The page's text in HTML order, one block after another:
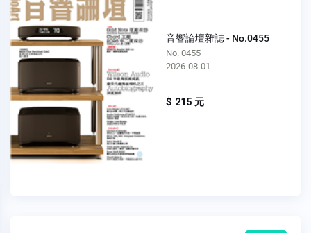
音響論壇雜誌 - No.0455
No. 0455
2026-08-01
$ 215 元